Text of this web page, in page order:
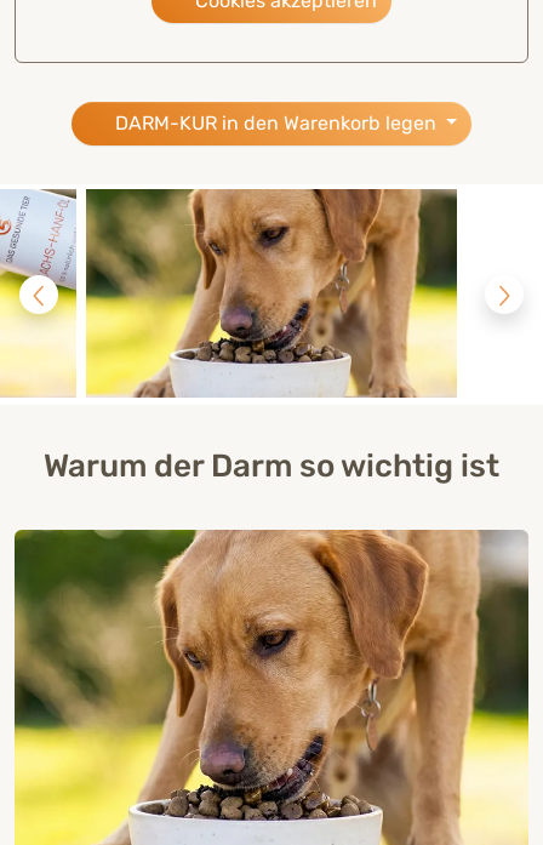
DARM-KUR in den Warenkorb legen
Warum der Darm so wichtig ist